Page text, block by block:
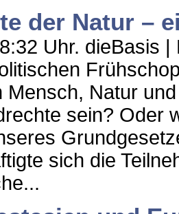
der Natur –
Uhr. dieBasis
Mensch, Natur
sein? Oder
sich die